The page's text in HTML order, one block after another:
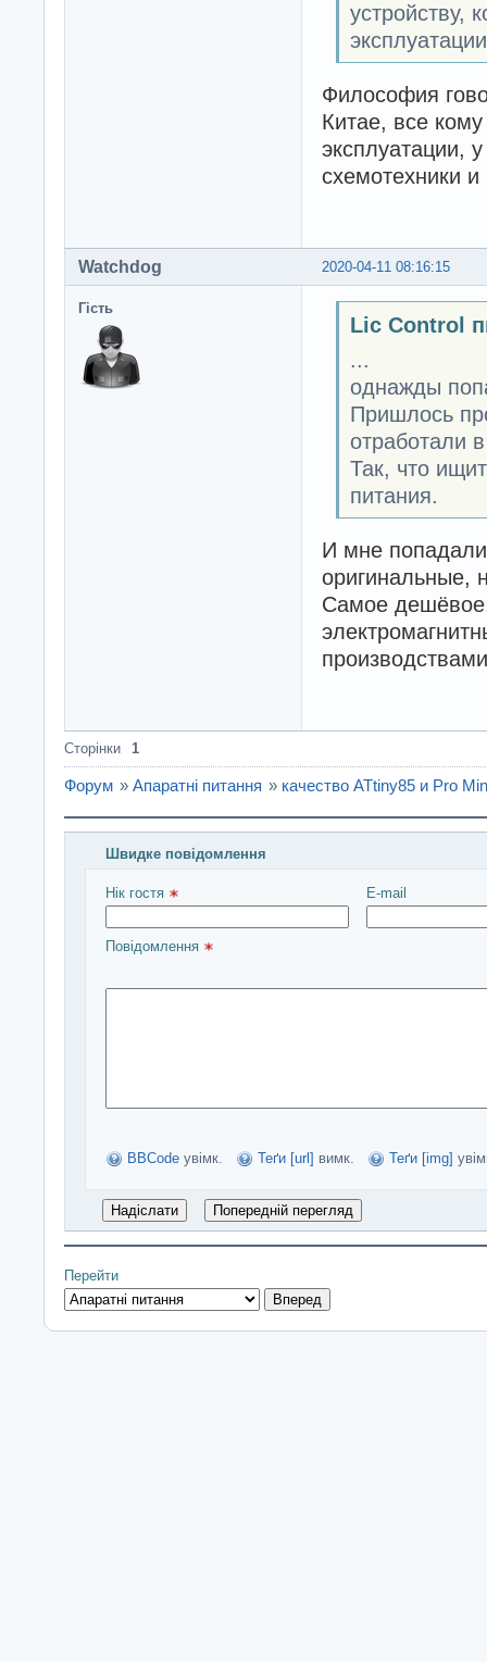
устройству,
Философия
Китае, все
эксплуатации,
схемотехники
2020-04-11 08:16:15
Watchdog
Гість
Lic Control
...
однажды
Пришлось
отработали
Так, что
питания.
И мне
оригинальные,
Самое
Сторінки 1
Форум » Апаратні питання » качество ATtiny85 и Pro
Швидке повідомлення
Введіть повідомлення і натисніть Надіслати
Нік гостя E-mail
Повідомлення
BBCode увімк. Теґи [url] вимк. Теґи [img]
Перейти